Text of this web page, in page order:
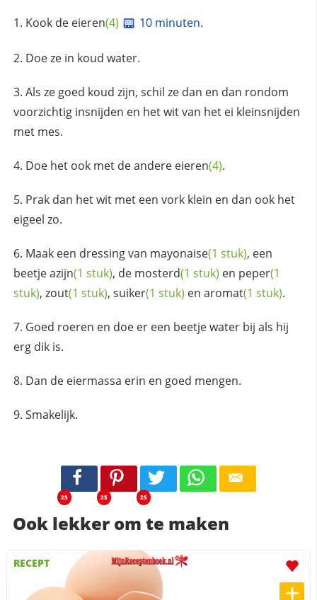
Kook de eieren(4) 10 minuten.
Doe ze in koud water.
Als ze goed koud zijn, schil ze dan en dan rondom
voorzichtig insnijden en het wit van het ei kleinsnijden
met mes.
Doe het ook met de andere eieren(4).
Prak dan het wit met een vork klein en dan ook het
eigeel zo.
Maak een dressing van mayonaise(1 stuk), een
beetjeazijn(1 stuk), de mosterd(1 stuk) en peper(1
stuk), zout(1 stuk), suiker(1 stuk) en aromat(1 stuk).
Goed roeren en doe er een beetje water bij als hij
erg dik is.
Dan de eiermassa erin en goed mengen.
Smakelijk.
25 25 25
Ook lekker om te maken
RECEPT